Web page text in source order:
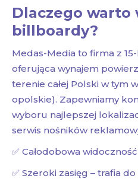
Dlaczego warto
billboardy?
Medas-Media to firma z
oferująca wynajem
terenie całej Polski w tym
opolskie). Zapewniamy
wyboru najlepszej
serwis nośników
✅ Całodobowa
✅ Szeroki zasięg – trafia